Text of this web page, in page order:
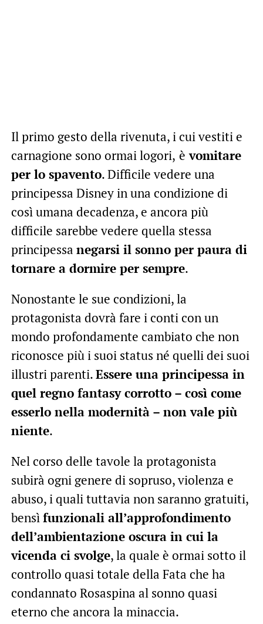
Il primo gesto della rivenuta, i cui vestiti e
carnagione sono ormai logori, è vomitare
per lo spavento. Difficile vedere una
principessa Disney in una condizione di
così umana decadenza, e ancora più
difficile sarebbe vedere quella stessa
principessa negarsi il sonno per paura di
tornare a dormire per sempre.
Nonostante le sue condizioni, la
protagonista dovrà fare i conti con un
mondo profondamente cambiato che non
riconosce più i suoi status né quelli dei suoi
illustri parenti.Essere una principessa in
quel regno fantasy corrotto – così come
esserlo nella modernità – non vale più
niente.
Nel corso delle tavole la protagonista
subirà ogni genere di sopruso, violenza e
abuso, i quali tuttavia non saranno gratuiti,
bensìfunzionali all’approfondimento
dell’ambientazione oscura in cui la
vicenda ci svolge, la quale è ormai sotto il
controllo quasi totale della Fata che ha
condannato Rosaspina al sonno quasi
eterno che ancora la minaccia.